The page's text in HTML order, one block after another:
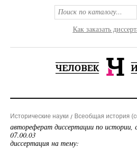
Как заказать
Исторические науки Всеобщая история
автореферат диссертации по
07.00.03
диссертация на тему: